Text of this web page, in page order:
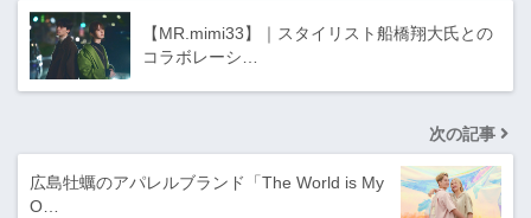
【MR.mimi33】｜スタイリスト船橋翔大氏との
コラボレーシ…
次の記事
広島牡蠣のアパレルブランド「The World is My
O…